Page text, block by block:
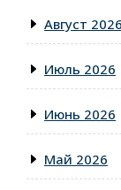
Август 2026
Июль 2026
Июнь 2026
Май 2026